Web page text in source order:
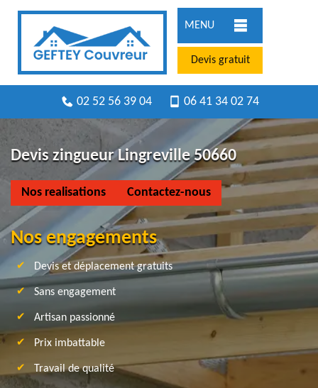
MENU
Devis gratuit
02 52 56 39 04 06 41 34 02 74
Devis zingueur Lingreville 50660
Nos realisations Contactez-nous
Nos engagements
Devis et déplacement gratuits
Sans engagement
Artisan passionné
Prix imbattable
Travail de qualité